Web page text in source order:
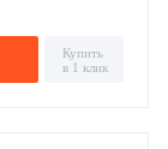
Купить
в 1 клик